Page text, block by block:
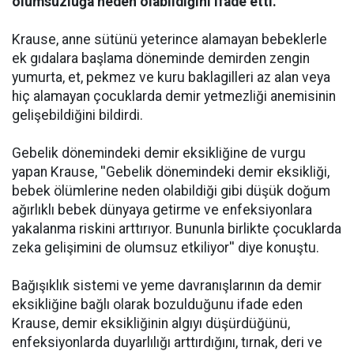
Krause, anne sütünü yeterince alamayan bebeklerle
ek gıdalara başlama döneminde demirden zengin
yumurta, et, pekmez ve kuru baklagilleri az alan veya
hiç alamayan çocuklarda demir yetmezliği anemisinin
gelişebildiğini bildirdi.
Gebelik dönemindeki demir eksikliğine de vurgu
yapan Krause, ''Gebelik dönemindeki demir eksikliği,
bebek ölümlerine neden olabildiği gibi düşük doğum
ağırlıklı bebek dünyaya getirme ve enfeksiyonlara
yakalanma riskini arttırıyor. Bununla birlikte çocuklarda
zeka gelişimini de olumsuz etkiliyor'' diye konuştu.
Bağışıklık sistemi ve yeme davranışlarının da demir
eksikliğine bağlı olarak bozulduğunu ifade eden
Krause, demir eksikliğinin algıyı düşürdüğünü,
enfeksiyonlarda duyarlılığı arttırdığını, tırnak, deri ve